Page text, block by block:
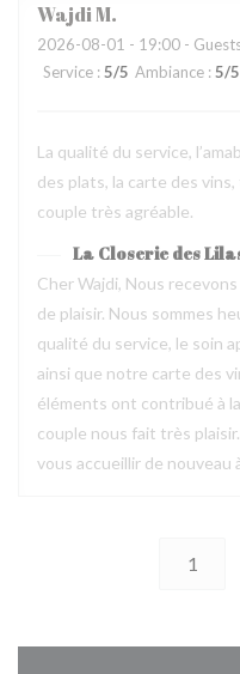
WajdiM
2026-08-01 - 19:00 -
Service : 5/5 Ambiance : 5/5
La qualité du service,
des plats, la carte des
couple très agréable.
La Closerie des
Cher Wajdi, Nous
de plaisir. Nous sommes
qualité du service, le soin
ainsi que notre carte des
éléments ont contribué à
couple nous fait très
vous accueillir de nouveau
1